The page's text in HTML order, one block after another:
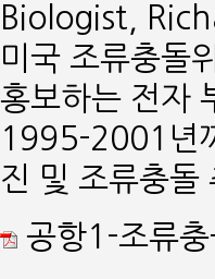
Biologist,
미국 조류충돌
홍보하는 전자
1995-2001년
진 및 조류충돌
공항1-조류